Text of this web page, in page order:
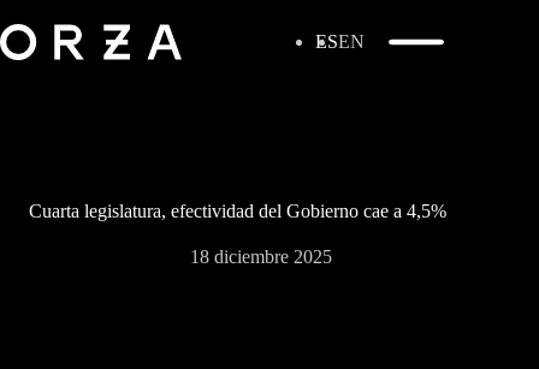
ESEN
Cuarta legislatura, efectividad del Gobierno cae a 4,5%
18 diciembre 2025